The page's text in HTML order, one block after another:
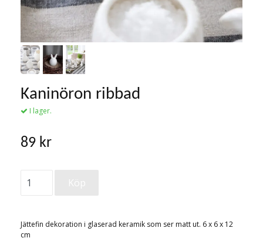
Kaninöron ribbad
I lager.
89 kr
Jättefin dekoration i glaserad keramik som ser matt ut. 6 x 6 x 12
cm